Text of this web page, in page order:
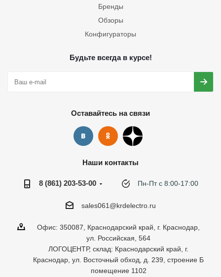
Бренды
Обзоры
Конфигураторы
Будьте всегда в курсе!
Оставайтесь на связи
Наши контакты
8 (861) 203-53-00 Пн-Пт с 8:00-17:00
sales061@krdelectro.ru
Офис: 350087, Краснодарский край, г. Краснодар,
ул. Российская, 564
ЛОГОЦЕНТР, склад: Краснодарский край, г.
Краснодар, ул. Восточный обход, д. 239, строение Б
помещение 1102